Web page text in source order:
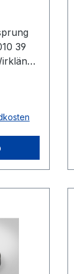
39
Norm